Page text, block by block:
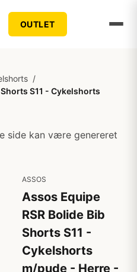
OUTLET
/
S11 - Cykelshorts
side kan være genereret
ASSOS
Assos Equipe
RSR Bolide Bib
Shorts S11 -
Cykelshorts
m/pude - Herre -